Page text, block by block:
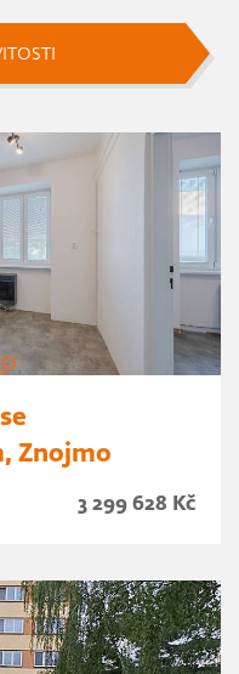
Znojmo
3 299 628 Kč